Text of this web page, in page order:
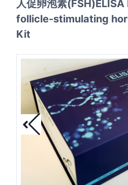
人促卵泡素
follicle-stimulating
Kit